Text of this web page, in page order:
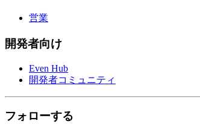
営業
開発者向け
Even Hub
開発者コミュニティ
フォローする